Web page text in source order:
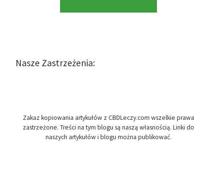
Nasze Zastrzeżenia:
Zakaz kopiowania artykułów z CBDLeczy.com wszelkie prawa
zastrzeżone. Treści na tym blogu są naszą własnością. Linki do
naszych artykułów i blogu można publikować.